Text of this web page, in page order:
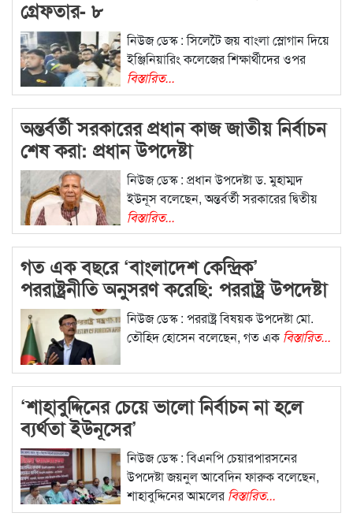
গ্রেফতার- ৮
নিউজ ডেস্ক : সিলেটৈ জয় বাংলা স্লোগান দিয়ে
ইঞ্জিনিয়ারিং কলেজের শিক্ষার্থীদের ওপর
বিস্তারিত...
অন্তর্বর্তী সরকারের প্রধান কাজ জাতীয় নির্বাচন
শেষ করা: প্রধান উপদেষ্টা
নিউজ ডেস্ক : প্রধান উপদেষ্টা ড. মুহাম্মদ
ইউনূস বলেছেন, অন্তর্বর্তী সরকারের দ্বিতীয়
বিস্তারিত...
গত এক বছরে ‘বাংলাদেশ কেন্দ্রিক’
পররাষ্ট্রনীতি অনুসরণ করেছি: পররাষ্ট্র উপদেষ্টা
নিউজ ডেস্ক : পররাষ্ট্র বিষয়ক উপদেষ্টা মো.
তৌহিদ হোসেন বলেছেন, গত একবিস্তারিত...
‘শাহাবুদ্দিনের চেয়ে ভালো নির্বাচন না হলে
ব্যর্থতা ইউনূসের’
নিউজ ডেস্ক : বিএনপি চেয়ারপারসনের
উপদেষ্টা জয়নুল আবেদিন ফারুক বলেছেন,
শাহাবুদ্দিনের আমলের বিস্তারিত...